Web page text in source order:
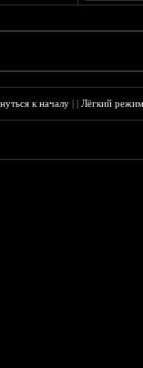
к началу ||Лёгкий